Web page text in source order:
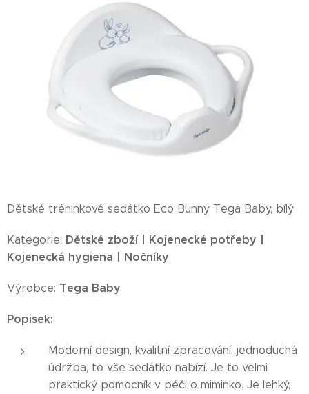
Dětské tréninkové sedátko Eco Bunny Tega Baby, bílý
Kategorie: Dětské zboží | Kojenecké potřeby |
Kojenecká hygiena | Nočníky
Výrobce: Tega Baby
Popisek:
Moderní design, kvalitní zpracování, jednoduchá
údržba, to vše sedátko nabízí. Je to velmi
praktický pomocník v péči o miminko. Je lehký,